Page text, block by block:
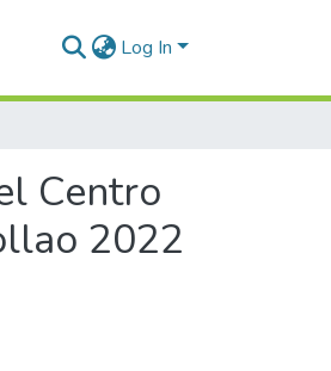
Log In
Centro
2022